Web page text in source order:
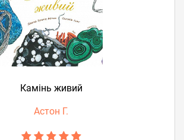
Камінь живий
Астон Г.